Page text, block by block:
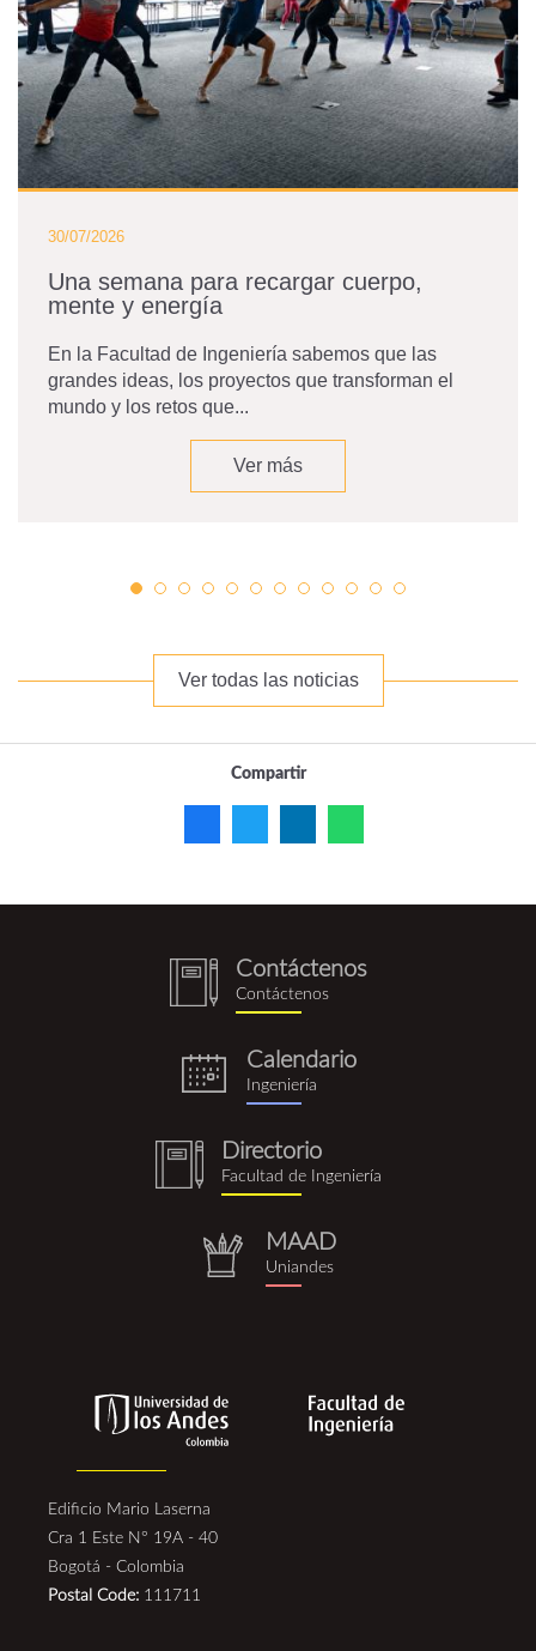
30/07/2026
Una semana para recargar cuerpo,
mente y energía
En la Facultad de Ingeniería sabemos que las
grandes ideas, los proyectos que transforman el
mundo y los retos que...
Ver más
Ver todas las noticias
Compartir
notebook
(1).png
Contáctenos
Contáctenos
eventos.png
Calendario
Ingeniería
notebook
(1).png
Directorio
Facultad de Ingeniería
repositorio.png
MAAD
Uniandes
Edificio Mario Laserna
Cra 1 Este N° 19A - 40
Bogotá - Colombia
Postal Code: 111711